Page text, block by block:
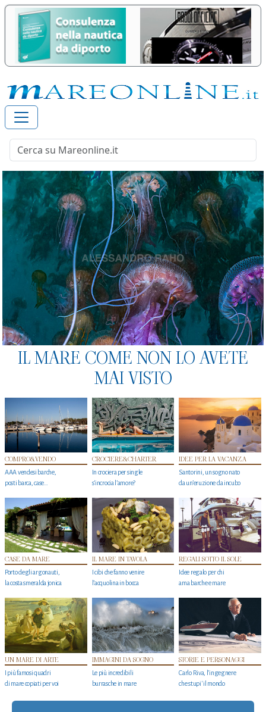
IL MARE COME NON LO AVETE
MAI VISTO
COMPRO&VENDO
AAA vendesi barche,
posti barca, case…
CROCIERE&CHARTER
In crociera per single
s'incrocia l’amore?
IDEE PER LA VACANZA
Santorini, un sogno nato
da un’eruzione da incubo
CASE DA MARE
Porto degli argonauti,
la costa smeralda jonica
IL MARE IN TAVOLA
I cibi che fanno venire
l’acquolina in bocca
REGALI SOTTO IL SOLE
Idee regalo per chi
ama barche e mare
UN MARE DI ARTE
I più famosi quadri
di mare copiati per voi
IMMAGINI DA SOGNO
Le più incredibili
burrasche in mare
STORIE E PERSONAGGI
Carlo Riva, l’ingegnere
che stupi' il mondo